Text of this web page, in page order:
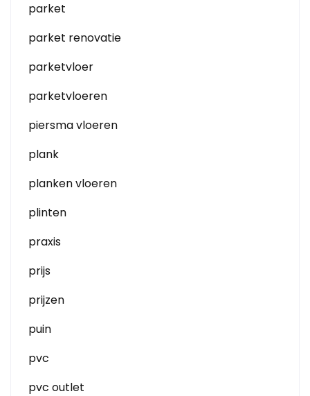
parket
parket renovatie
parketvloer
parketvloeren
piersma vloeren
plank
planken vloeren
plinten
praxis
prijs
prijzen
puin
pvc
pvc outlet